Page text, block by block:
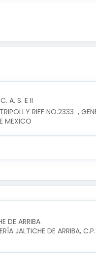
A. S. E II
Y RIFF NO.2333  ,
MEXICO
DE ARRIBA
JALTICHE DE ARRIBA,